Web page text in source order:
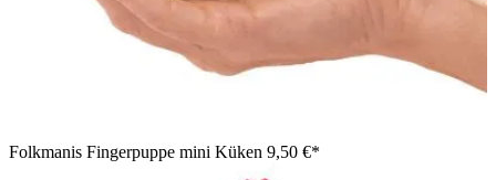
Folkmanis Fingerpuppe mini Küken 9,50 €*